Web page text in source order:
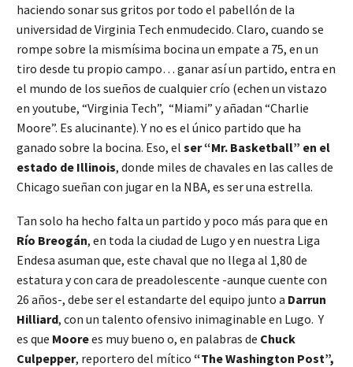
haciendo sonar sus gritos por todo el pabellón de la
universidad de Virginia Tech enmudecido. Claro, cuando se
rompe sobre la mismísima bocina un empate a 75, en un
tiro desde tu propio campo… ganar así un partido, entra en
el mundo de los sueños de cualquier crío (echen un vistazo
en youtube, “Virginia Tech”, “Miami” y añadan “Charlie
Moore”. Es alucinante). Y no es el único partido que ha
ganado sobre la bocina. Eso, el ser “Mr. Basketball” en el
estado de Illinois, donde miles de chavales en las calles de
Chicago sueñan con jugar en la NBA, es ser una estrella.
Tan solo ha hecho falta un partido y poco más para que en
Río Breogán, en toda la ciudad de Lugo y en nuestra Liga
Endesa asuman que, este chaval que no llega al 1,80 de
estatura y con cara de preadolescente -aunque cuente con
26 años-, debe ser el estandarte del equipo junto a Darrun
Hilliard, con un talento ofensivo inimaginable en Lugo. Y
es que Moorees muy bueno o, en palabras de Chuck
Culpepper, reportero del mítico “The Washington Post”,